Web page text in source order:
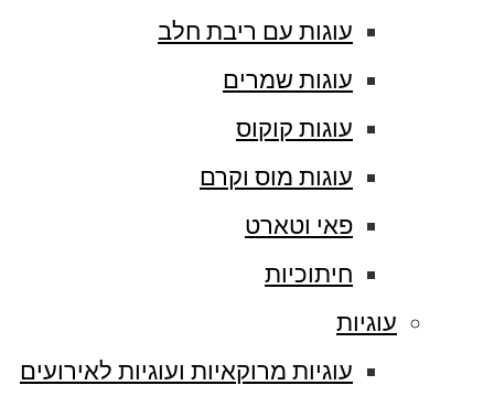
עוגות עם ריבת חלב
עוגות שמרים
עוגות קוקוס
עוגות מוס וקרם
פאי וטארט
חיתוכיות
עוגיות
עוגיות מרוקאיות ועוגיות לאירועים